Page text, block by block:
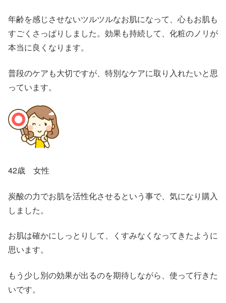
年齢を感じさせないツルツルなお肌になって、心もお肌も
すごくさっぱりしました。効果も持続して、化粧のノリが
本当に良くなります。
普段のケアも大切ですが、特別なケアに取り入れたいと思
っています。
42歳 女性
炭酸の力でお肌を活性化させるという事で、気になり購入
しました。
お肌は確かにしっとりして、くすみなくなってきたように
思います。
もう少し別の効果が出るのを期待しながら、使って行きた
いです。